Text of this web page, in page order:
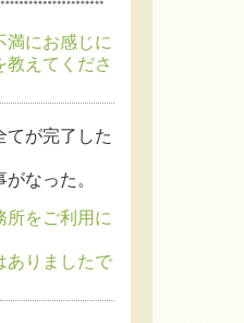
満にお感じに
教えてくださ
が完了した
なった。
所をご利用に
りましたで